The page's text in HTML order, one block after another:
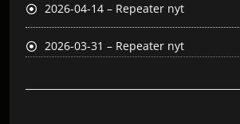
2026-04-14 – Repeater nyt
2026-03-31 – Repeater nyt